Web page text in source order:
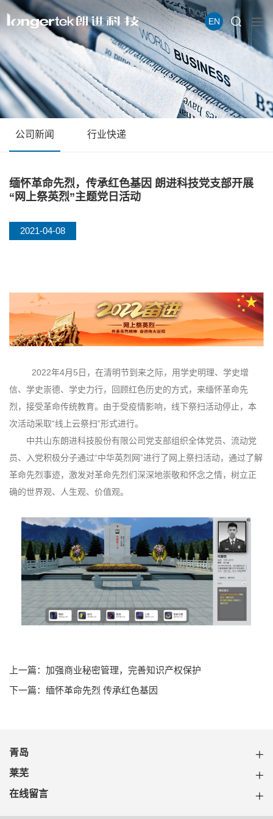
EN
公司新闻 行业快递
缅怀革命先烈，传承红色基因 朗进科技党支部开展
“网上祭英烈”主题党日活动
2021-04-08
2022年4月5日，在清明节到来之际，用学史明理、学史增
信、学史崇德、学史力行，回顾红色历史的方式，来缅怀革命先
烈，接受革命传统教育。由于受疫情影响，线下祭扫活动停止，本
次活动采取“线上云祭扫”形式进行。
中共山东朗进科技股份有限公司党支部组织全体党员、流动党
员、入党积极分子通过“中华英烈网”进行了网上祭扫活动，通过了解
革命先烈事迹，激发对革命先烈们深深地崇敬和怀念之情，树立正
确的世界观、人生观、价值观。
上一篇：加强商业秘密管理，完善知识产权保护
下一篇：缅怀革命先烈 传承红色基因
青岛
莱芜
在线留言